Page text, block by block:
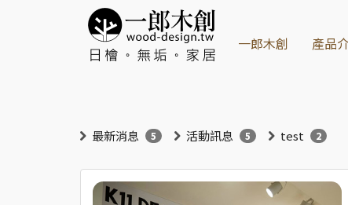
一郎木創 產品
一郎木創，日本檜木的專家。
無垢家具，源自日本傳統工藝，代表「木頭原本的樣子」
浸料」，讓木材能夠自然呼吸並保持長久壽命。選擇無垢
最新消息 5 活動訊息 5 test 2